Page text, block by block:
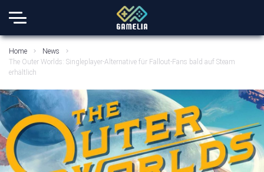
Home
News
The Outer Worlds: Singleplayer-Alternative für Fallout-Fans bald auf Steam
erhältlich